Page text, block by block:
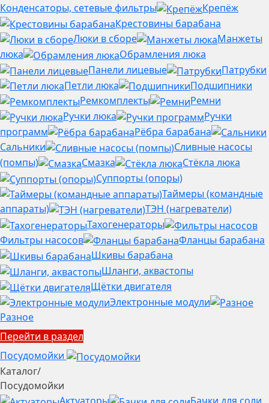
Конденсаторы, сетевые фильтры
Крепёж
Крестовины барабана
Люки в сборе
Манжеты
люка
Обрамления люка
Панели лицевые
Патрубки
Петли люка
Подшипники
Ремкомплекты
Ремни
Ручки люка
Ручки
программ
Рёбра барабана
Сальники
Сливные насосы
(помпы)
Смазка
Стёкла люка
Суппорты (опоры)
Таймеры (командные
аппараты)
ТЭН (нагреватели)
Тахогенераторы
Фильтры насосов
Фланцы барабана
Шкивы барабана
Шланги, аквастопы
Щётки двигателя
Электронные модули
Разное
Перейти в раздел
Посудомойки
Каталог/
Посудомойки